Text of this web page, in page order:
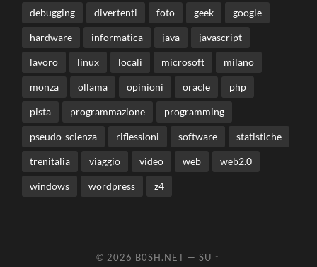
debugging divertenti foto geek google
hardware informatica java javascript
lavoro linux locali microsoft milano
monza ollama opinioni oracle php
pista programmazione programming
pseudo-scienza riflessioni software statistiche
trenitalia viaggio video web web2.0
windows wordpress z4
© 2026 B0SH.NET —SU ↑